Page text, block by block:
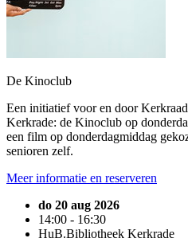
De Kinoclub
Een initiatief voor en door
Kerkrade: de Kinoclub op
een film op donderdagmiddag
senioren zelf.
Meer informatie en reserveren
do 20 aug 2026
14:00 - 16:30
HuB.Bibliotheek Kerkrade